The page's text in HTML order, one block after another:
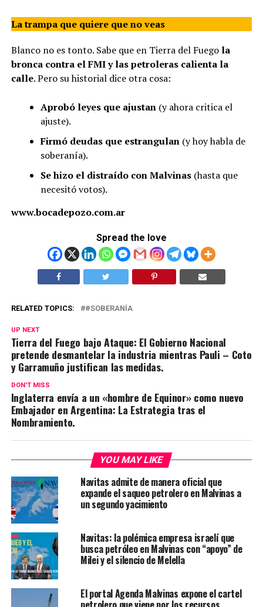
La trampa que quiere que no veas
Blanco no es tonto. Sabe que en Tierra del Fuego la
bronca contra el FMI y las petroleras calienta la
calle. Pero su historial dice otra cosa:
Aprobó leyes que ajustan(y ahora critica el
ajuste).
Firmó deudas que estrangulan(y hoy habla de
soberanía).
Se hizo el distraído con Malvinas(hasta que
necesitó votos).
www.bocadepozo.com.ar
Spread the love
RELATED TOPICS: #SOBERANÍA
UP NEXT
Tierra del Fuego bajo Ataque: El Gobierno Nacional
pretende desmantelar la industria mientras Pauli – Coto
y Garramuño justifican las medidas.
DON'T MISS
Inglaterra envía a un «hombre de Equinor» como nuevo
Embajador en Argentina: La Estrategia tras el
Nombramiento.
YOU MAY LIKE
Navitas admite de manera oficial que
expande el saqueo petrolero en Malvinas a
un segundo yacimiento
Navitas: la polémica empresa israelí que
busca petróleo en Malvinas con “apoyo” de
Milei y el silencio de Melella
El portal Agenda Malvinas expone el cartel